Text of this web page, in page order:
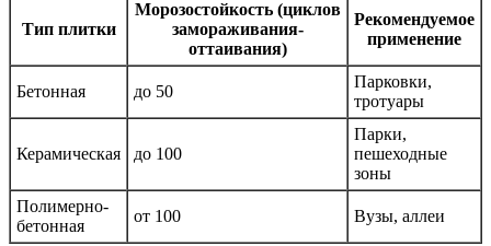
Тип плитки
Морозостойкость (циклов
замораживания-
оттаивания)
Рекомендуемое
применение
Бетонная до 50
Парковки,
тротуары
Керамическая до 100
Парки,
пешеходные
зоны
Полимерно-
бетонная
от 100 Вузы, аллеи